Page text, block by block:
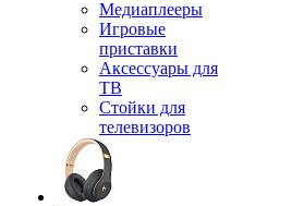
Медиаплееры
Игровые
приставки
Аксессуары для
ТВ
Стойки для
телевизоров